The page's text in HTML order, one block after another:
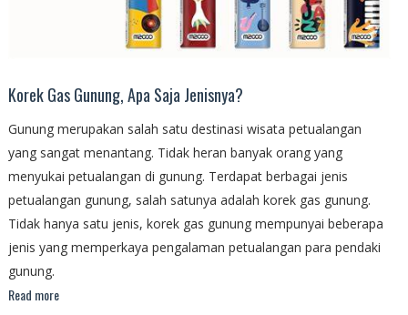
Korek Gas Gunung, Apa Saja Jenisnya?
Gunung merupakan salah satu destinasi wisata petualangan
yang sangat menantang. Tidak heran banyak orang yang
menyukai petualangan di gunung. Terdapat berbagai jenis
petualangan gunung, salah satunya adalah korek gas gunung.
Tidak hanya satu jenis, korek gas gunung mempunyai beberapa
jenis yang memperkaya pengalaman petualangan para pendaki
gunung.
Read more